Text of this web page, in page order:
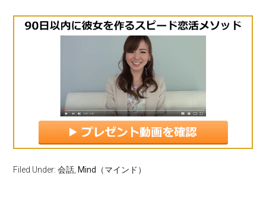
Filed Under:会話, Mind（マインド）